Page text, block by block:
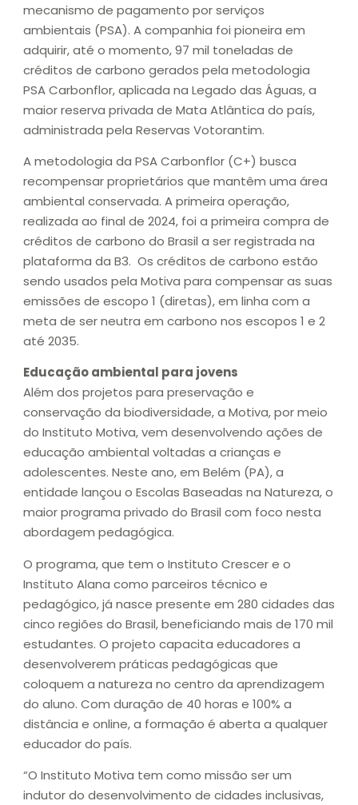
mecanismo de pagamento por serviços
ambientais (PSA). A companhia foi pioneira em
adquirir, até o momento, 97 mil toneladas de
créditos de carbono gerados pela metodologia
PSA Carbonflor, aplicada na Legado das Águas, a
maior reserva privada de Mata Atlântica do país,
administrada pela Reservas Votorantim.
A metodologia da PSA Carbonflor (C+) busca
recompensar proprietários que mantêm uma área
ambiental conservada. A primeira operação,
realizada ao final de 2024, foi a primeira compra de
créditos de carbono do Brasil a ser registrada na
plataforma da B3. Os créditos de carbono estão
sendo usados pela Motiva para compensar as suas
emissões de escopo 1 (diretas), em linha com a
meta de ser neutra em carbono nos escopos 1 e 2
até 2035.
Educação ambiental para jovens
Além dos projetos para preservação e
conservação da biodiversidade, a Motiva, por meio
do Instituto Motiva, vem desenvolvendo ações de
educação ambiental voltadas a crianças e
adolescentes. Neste ano, em Belém (PA), a
entidade lançou o Escolas Baseadas na Natureza, o
maior programa privado do Brasil com foco nesta
abordagem pedagógica.
O programa, que tem o Instituto Crescer e o
Instituto Alana como parceiros técnico e
pedagógico, já nasce presente em 280 cidades das
cinco regiões do Brasil, beneficiando mais de 170 mil
estudantes. O projeto capacita educadores a
desenvolverem práticas pedagógicas que
coloquem a natureza no centro da aprendizagem
do aluno. Com duração de 40 horas e 100% a
distância e online, a formação é aberta a qualquer
educador do país.
“O Instituto Motiva tem como missão ser um
indutor do desenvolvimento de cidades inclusivas,